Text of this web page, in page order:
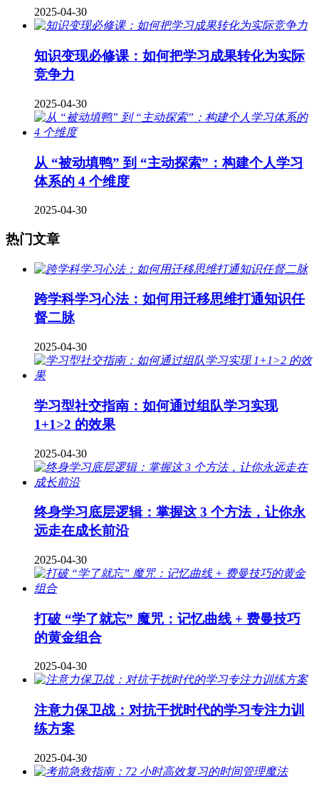
2025-04-30
知识变现必修课：如何把学习成果转化为实际
竞争力
2025-04-30
从 “被动填鸭” 到 “主动探索”：构建个人学习
体系的 4 个维度
2025-04-30
热门文章
跨学科学习心法：如何用迁移思维打通知识任
督二脉
2025-04-30
学习型社交指南：如何通过组队学习实现
1+1>2 的效果
2025-04-30
终身学习底层逻辑：掌握这 3 个方法，让你永
远走在成长前沿
2025-04-30
打破 “学了就忘” 魔咒：记忆曲线 + 费曼技巧
的黄金组合
2025-04-30
注意力保卫战：对抗干扰时代的学习专注力训
练方案
2025-04-30